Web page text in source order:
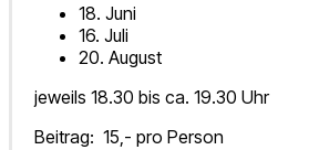
18. Juni
16. Juli
20. August
jeweils 18.30 bis ca. 19.30 Uhr
Beitrag: 15,- pro Person